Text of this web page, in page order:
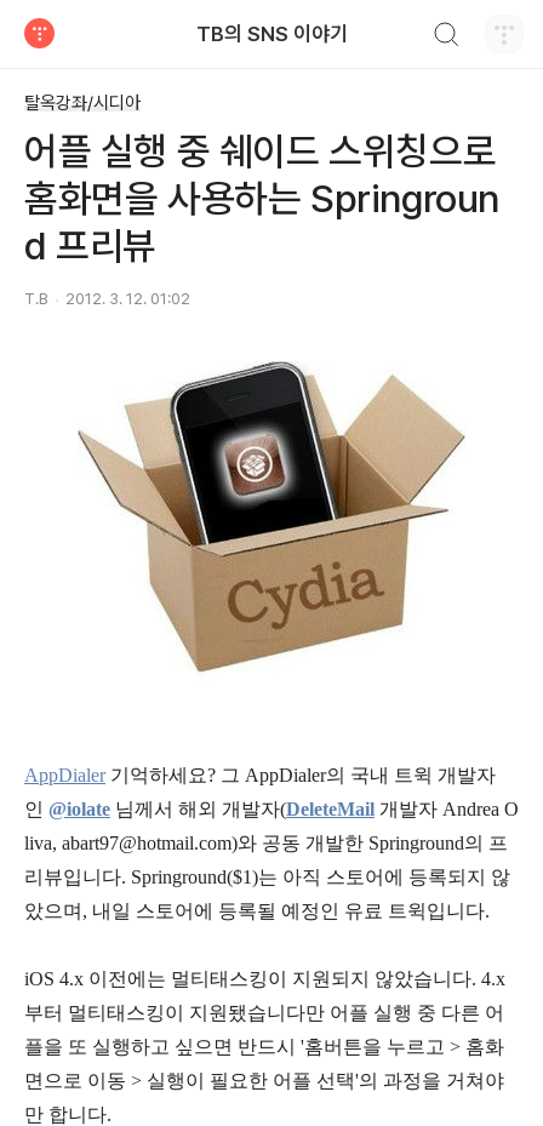
TB의 SNS 이야기
탈옥강좌/시디아
어플 실행 중 쉐이드 스위칭으로
홈화면을 사용하는 Springroun
d 프리뷰
T.B 2012. 3. 12. 01:02
AppDialer기억하세요? 그 AppDialer의 국내 트윅 개발자
인 @iolate 님께서 해외 개발자(DeleteMail 개발자 Andrea O
liva, abart97@hotmail.com)와 공동 개발한 Springround의 프
리뷰입니다. Springround($1)는 아직 스토어에 등록되지 않
았으며, 내일 스토어에 등록될 예정인 유료 트윅입니다.
iOS 4.x 이전에는 멀티태스킹이 지원되지 않았습니다. 4.x
부터 멀티태스킹이 지원됐습니다만 어플 실행 중 다른 어
플을 또 실행하고 싶으면 반드시 '홈버튼을 누르고 > 홈화
면으로 이동 > 실행이 필요한 어플 선택'의 과정을 거쳐야
만 합니다.